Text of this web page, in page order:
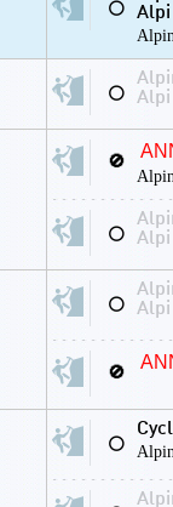
⚪
⚪
🚫
⚪
⚪
🚫
⚪